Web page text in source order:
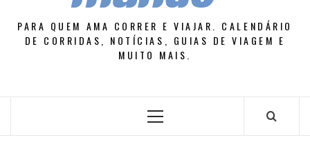
PARA QUEM AMA CORRER E VIAJAR. CALENDÁRIO
DE CORRIDAS, NOTÍCIAS, GUIAS DE VIAGEM E
MUITO MAIS.
Primary